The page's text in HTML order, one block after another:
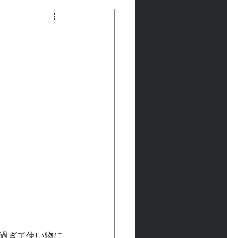
ぎて使い物に